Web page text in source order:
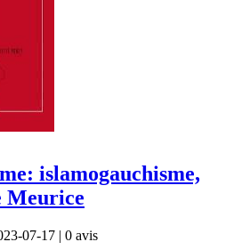
islamogauchisme,
Meurice
07-17 | 0 avis